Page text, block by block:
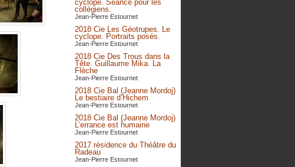
cyclope. Séance pour les
collégiens.
Jean-Pierre Estournet
2018 Cie Les Géotrupes. Le
cyclope. Portraits posés.
Jean-Pierre Estournet
2018 Cie Des Trous dans la
Tête. Guillaume Mika. La
Flèche
Jean-Pierre Estournet
2018 Cie Bal (Jeanne Mordoj)
Le bestiaire d’Hichem
Jean-Pierre Estournet
2018 Cie Bal (Jeanne Mordoj)
L’errance est humaine
Jean-Pierre Estournet
2017 résidence du Théâtre du
Radeau
Jean-Pierre Estournet